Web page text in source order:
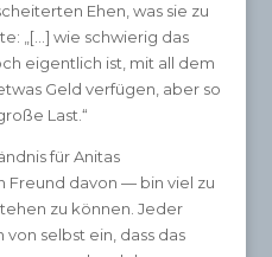
Ehen, was sie zu
„[…] wie schwierig das
eigentlich ist, mit all dem
Geld verfügen, aber so
Last.“
für Anitas
Freund davon — bin viel zu
zu können. Jeder
selbst ein, dass das